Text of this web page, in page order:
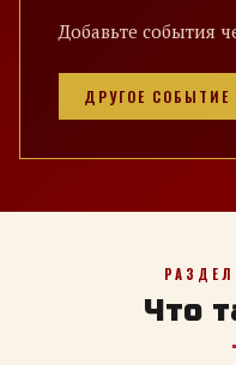
Добавьте события
ДРУГОЕ СОБЫТИЕ
Что